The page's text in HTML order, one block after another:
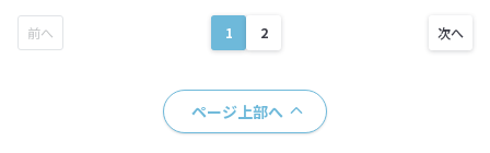
1 2
ページ上部へ